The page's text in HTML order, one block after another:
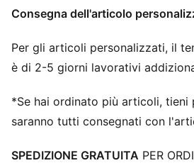
Consegna dell'articolo
Per gli articoli personalizzati, il
è di 2-5 giorni lavorativi
*Se hai ordinato più articoli, tieni
saranno tutti consegnati con
SPEDIZIONE GRATUITA PER